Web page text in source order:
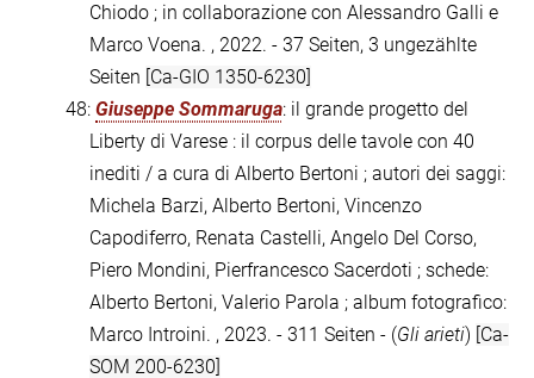
Chiodo ; in collaborazione con Alessandro Galli e
Marco Voena. , 2022. - 37 Seiten, 3 ungezählte
Seiten [Ca-GIO 1350-6230]
48: Giuseppe Sommaruga: il grande progetto del
Liberty di Varese : il corpus delle tavole con 40
inediti / a cura di Alberto Bertoni ; autori dei saggi:
Michela Barzi, Alberto Bertoni, Vincenzo
Capodiferro, Renata Castelli, Angelo Del Corso,
Piero Mondini, Pierfrancesco Sacerdoti ; schede:
Alberto Bertoni, Valerio Parola ; album fotografico:
Marco Introini. , 2023. - 311 Seiten - (Gli arieti) [Ca-
SOM 200-6230]